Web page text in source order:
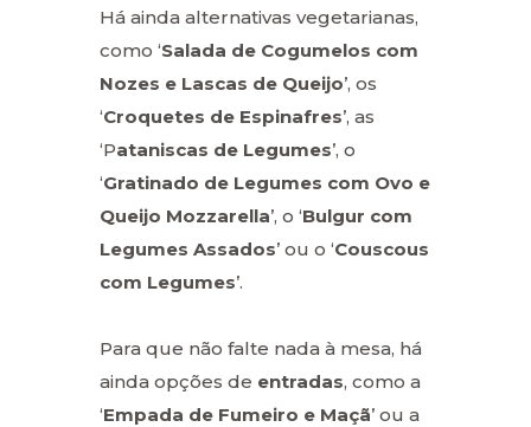
Há ainda alternativas vegetarianas,
como ‘Salada de Cogumelos com
Nozes e Lascas de Queijo’, os
‘Croquetes de Espinafres’, as
‘Pataniscas de Legumes’, o
‘Gratinado de Legumes com Ovo e
Queijo Mozzarella’, o ‘Bulgur com
Legumes Assados’ ou o ‘Couscous
com Legumes’.
Para que não falte nada à mesa, há
ainda opções de entradas, como a
‘Empada de Fumeiro e Maçã’ ou a